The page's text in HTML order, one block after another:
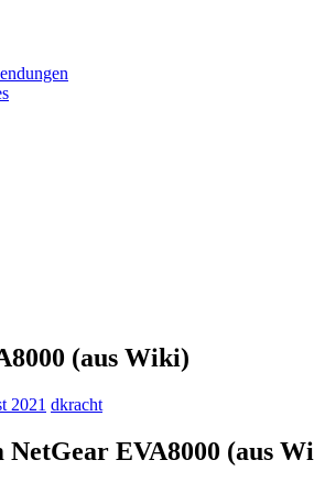
(aus Wiki)
2021 dkracht
NetGear EVA8000 (aus